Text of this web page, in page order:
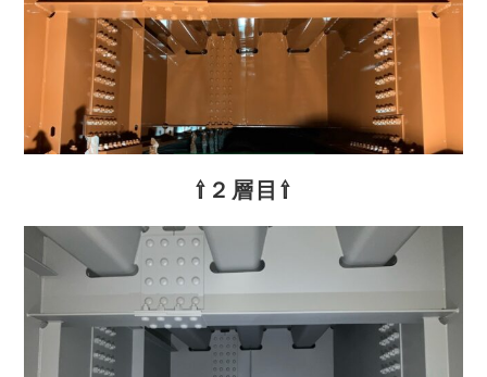
⇧２層目⇧